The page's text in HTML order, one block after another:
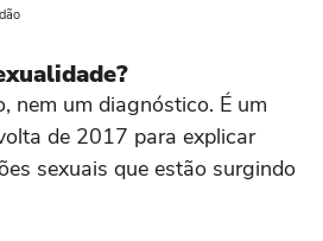
nem um diagnóstico. É um
de 2017 para explicar
sexuais que estão surgindo